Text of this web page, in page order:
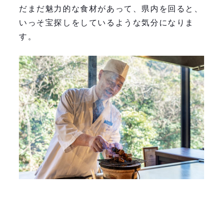
だまだ魅力的な食材があって、県内を回ると、
いっそ宝探しをしているような気分になりま
す。